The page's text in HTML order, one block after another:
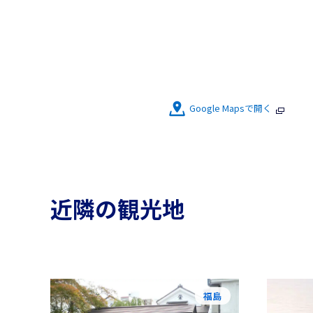
Google Mapsで開く
近隣の観光地
福島